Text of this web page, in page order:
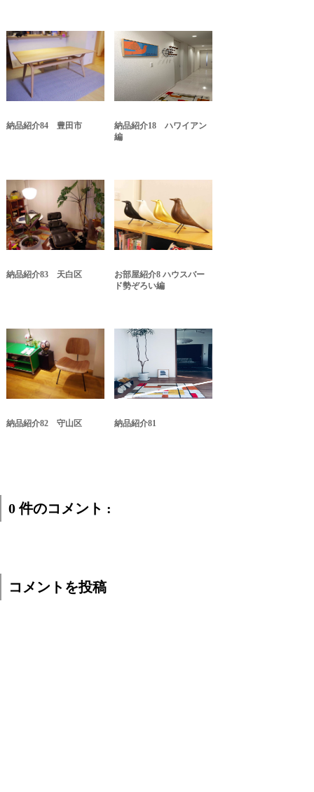
納品紹介84 豊田市
納品紹介18 ハワイアン
編
納品紹介83 天白区
お部屋紹介8 ハウスバー
ド勢ぞろい編
納品紹介82 守山区 納品紹介81
0 件のコメント :
コメントを投稿